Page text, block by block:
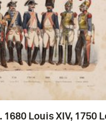
Collecties (26)
(koning van Frankrijk) (26)
van Frankrijk) (26)
Louis XIV, 1750